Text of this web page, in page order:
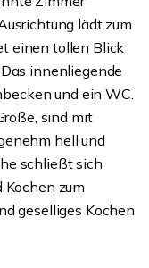
lädt zum
einen tollen Blick
innenliegende
und ein WC.
sind mit
hell und
schließt sich
zum
geselliges Kochen